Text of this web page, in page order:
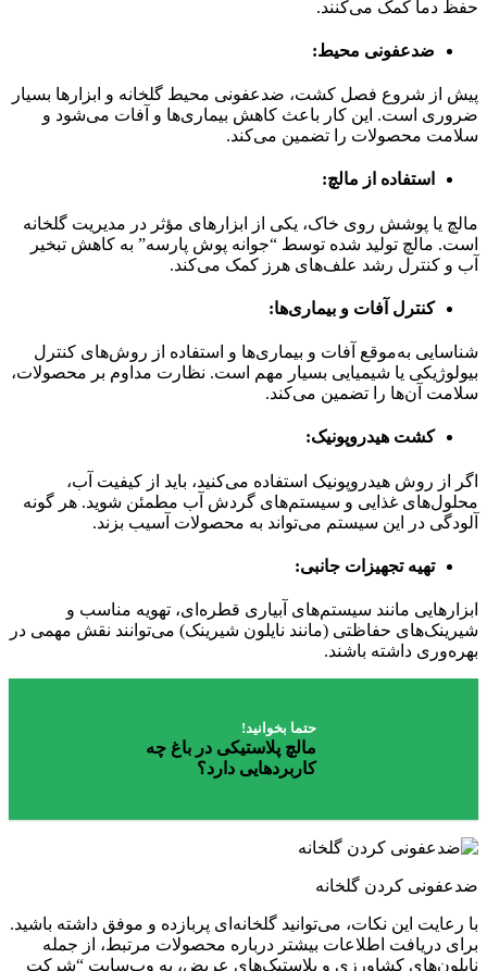
حفظ دما کمک می‌کنند.
ضدعفونی محیط:
پیش از شروع فصل کشت، ضدعفونی محیط گلخانه و ابزارها بسیار
ضروری است. این کار باعث کاهش بیماری‌ها و آفات می‌شود و
سلامت محصولات را تضمین می‌کند.
استفاده از مالچ:
مالچ یا پوشش روی خاک، یکی از ابزارهای مؤثر در مدیریت گلخانه
است. مالچ تولید شده توسط “جوانه پوش پارسه” به کاهش تبخیر
آب و کنترل رشد علف‌های هرز کمک می‌کند.
کنترل آفات و بیماری‌ها:
شناسایی به‌موقع آفات و بیماری‌ها و استفاده از روش‌های کنترل
بیولوژیکی یا شیمیایی بسیار مهم است. نظارت مداوم بر محصولات،
سلامت آن‌ها را تضمین می‌کند.
کشت هیدروپونیک:
اگر از روش هیدروپونیک استفاده می‌کنید، باید از کیفیت آب،
محلول‌های غذایی و سیستم‌های گردش آب مطمئن شوید. هر گونه
آلودگی در این سیستم می‌تواند به محصولات آسیب بزند.
تهیه تجهیزات جانبی:
ابزارهایی مانند سیستم‌های آبیاری قطره‌ای، تهویه مناسب و
شیرینک‌های حفاظتی (مانند نایلون شیرینک) می‌توانند نقش مهمی در
بهره‌وری داشته باشند.
حتما بخوانید!
مالچ پلاستیکی در باغ چه
کاربردهایی دارد؟
ضدعفونی کردن گلخانه
با رعایت این نکات، می‌توانید گلخانه‌ای پربازده و موفق داشته باشید.
برای دریافت اطلاعات بیشتر درباره محصولات مرتبط، از جمله
نایلون‌های کشاورزی و پلاستیک‌های عریض، به وب‌سایت “شرکت